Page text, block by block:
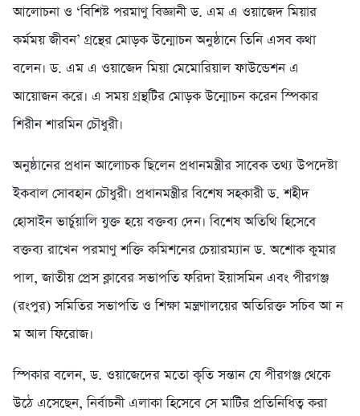
আলোচনা ও ‘বিশিষ্ট পরমাণু বিজ্ঞানী ড. এম এ ওয়াজেদ মিয়ার
কর্মময় জীবন’ গ্রন্থের মোড়ক উন্মোচন অনুষ্ঠানে তিনি এসব কথা
বলেন। ড. এম এ ওয়াজেদ মিয়া মেমোরিয়াল ফাউন্ডেশন এ
আয়োজন করে। এ সময় গ্রন্থটির মোড়ক উন্মোচন করেন স্পিকার
শিরীন শারমিন চৌধুরী।
অনুষ্ঠানের প্রধান আলোচক ছিলেন প্রধানমন্ত্রীর সাবেক তথ্য উপদেষ্টা
ইকবাল সোবহান চৌধুরী। প্রধানমন্ত্রীর বিশেষ সহকারী ড. শহীদ
হোসাইন ভার্চুয়ালি যুক্ত হয়ে বক্তব্য দেন। বিশেষ অতিথি হিসেবে
বক্তব্য রাখেন পরমাণু শক্তি কমিশনের চেয়ারম্যান ড. অশোক কুমার
পাল, জাতীয় প্রেস ক্লাবের সভাপতি ফরিদা ইয়াসমিন এবং পীরগঞ্জ
(রংপুর) সমিতির সভাপতি ও শিক্ষা মন্ত্রণালয়ের অতিরিক্ত সচিব আ ন
ম আল ফিরোজ।
স্পিকার বলেন, ড. ওয়াজেদের মতো কৃতি সন্তান যে পীরগঞ্জ থেকে
উঠে এসেছেন, নির্বাচনী এলাকা হিসেবে সে মাটির প্রতিনিধিত্ব করা